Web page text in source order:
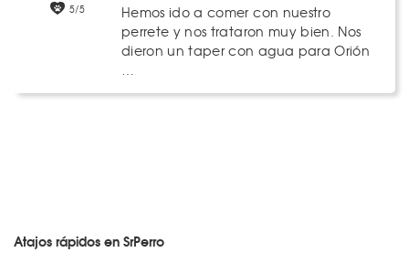
5/5
Hemos ido a comer con nuestro
perrete y nos trataron muy bien. Nos
dieron un taper con agua para Orión
Atajos rápidos en SrPerro